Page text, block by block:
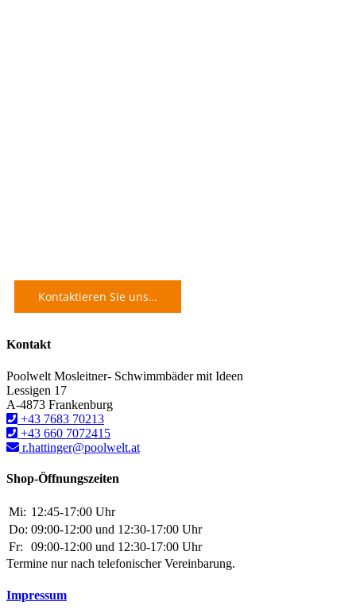
Kontaktieren Sie uns…
Kontakt
Poolwelt Mosleitner- Schwimmbäder mit Ideen
Lessigen 17
A-4873 Frankenburg
+43 7683 70213
+43 660 7072415
r.hattinger@poolwelt.at
Shop-Öffnungszeiten
Mi: 12:45-17:00 Uhr
Do: 09:00-12:00 und 12:30-17:00 Uhr
Fr:
09:00-12:00 und 12:30-17:00 Uhr
Termine nur nach telefonischer Vereinbarung.
Impressum